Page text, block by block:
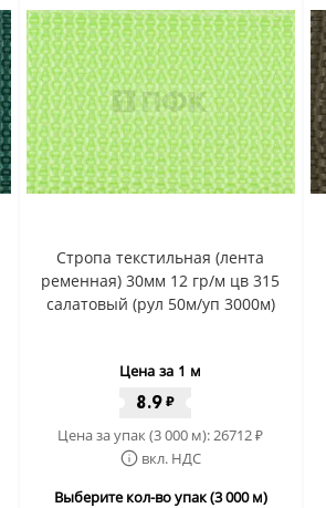
Стропа текстильная (лента
ременная) 30мм 12 гр/м цв 315
салатовый (рул 50м/уп 3000м)
Цена за 1 м
8.9₽
Цена за упак (3 000 м):26712₽
вкл. НДС
Выберите кол-во упак (3 000 м)